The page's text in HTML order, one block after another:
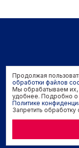
Copyright ©
Продолжая
обработки файлов
Мы обрабатываем их,
удобнее. Подробно о
Политике
Запретить